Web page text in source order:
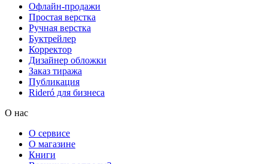
Офлайн-продажи
Простая верстка
Ручная верстка
Буктрейлер
Корректор
Дизайнер обложки
Заказ тиража
Публикация
Rideró для бизнеса
О нас
О сервисе
О магазине
Книги